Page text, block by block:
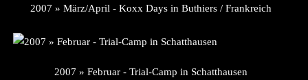
2007 » März/April - Koxx Days in Buthiers / Frankreich
2007 » Februar - Trial-Camp in Schatthausen